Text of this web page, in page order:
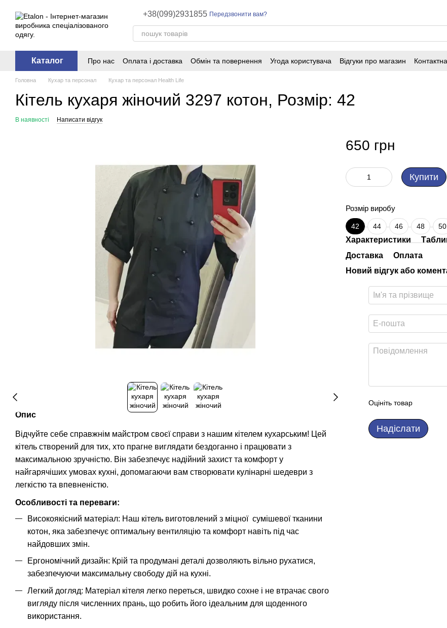
+38(099)2931855 Передзвонити вам?
Каталог Про нас Оплата і доставка Обмін та повернення Угода користувача Відгуки про магазин
Головна Кухар та персонал Кухар та персонал Health Life
Кітель кухаря жіночий 3297 котон, Розмір: 42
В наявності Написати відгук
Опис
Відчуйте себе справжнім майстром своєї справи з нашим кітелем кухарським! Цей
кітель створений для тих, хто прагне виглядати бездоганно і працювати з
максимальною зручністю. Він забезпечує надійний захист та комфорт у
найгарячіших умовах кухні, допомагаючи вам створювати кулінарні шедеври з
легкістю та впевненістю.
Особливості та переваги:
Високоякісний матеріал: Наш кітель виготовлений з міцної сумішевої тканини
котон, яка забезпечує оптимальну вентиляцію та комфорт навіть під час
найдовших змін.
Ергономічний дизайн: Крій та продумані деталі дозволяють вільно рухатися,
забезпечуючи максимальну свободу дій на кухні.
Легкий догляд: Матеріал кітеля легко переться, швидко сохне і не втрачає свого
вигляду після численних прань, що робить його ідеальним для щоденного
використання.
650 грн
Купити
Розмір виробу
42 44 46 48 50
Характеристики
Доставка
Оплата
Новий відгук або
Оцініть товар
Надіслати